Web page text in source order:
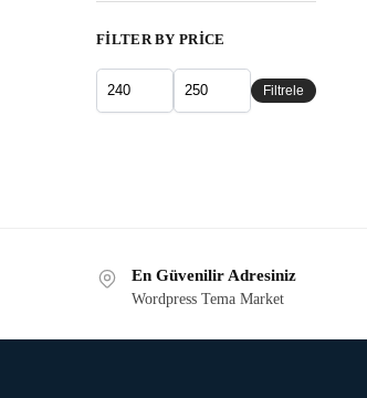
FILTER BY PRICE
Filtrele
En Güvenilir Adresiniz
Wordpress Tema Market